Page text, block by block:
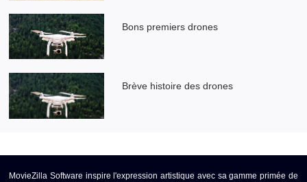
Bons premiers drones
Brève histoire des drones
MovieZilla Software inspire l'expression artistique avec sa gamme primée de